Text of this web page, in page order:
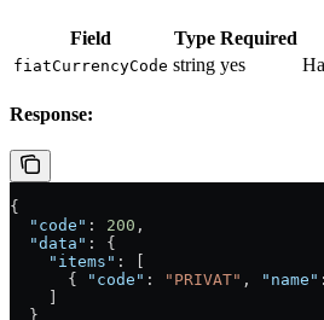
Field Type Required
fiatCurrencyCode string yes
Response:
{
  "code"
: 200 ,
  "data"
: {
    "items"
: [
      {
"code" : "PRIVAT" , "name"
  }